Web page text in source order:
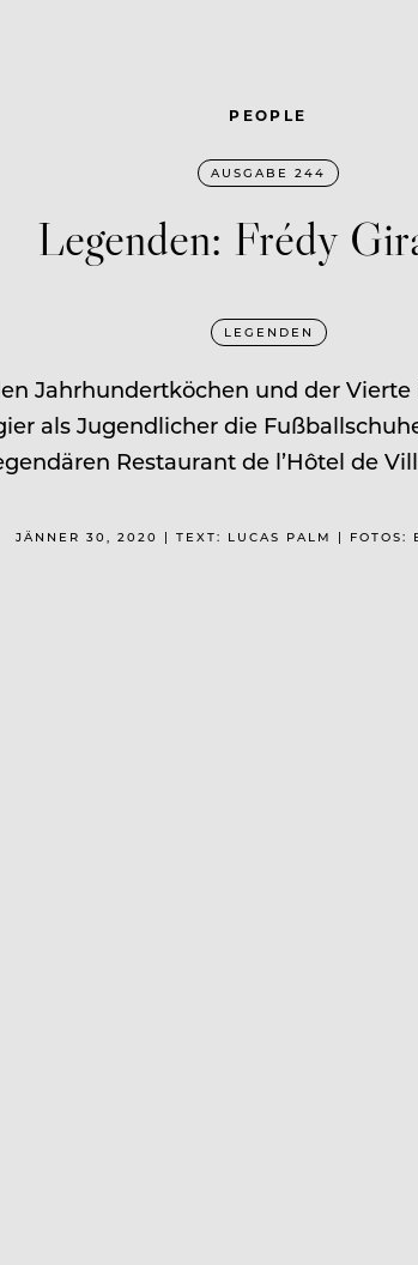
PEOPLE
AUSGABE 244
Legenden: Frédy
LEGENDEN
Jahrhundert­köchen und der
als Jugendlicher die
Restaurant de l’Hôtel de
JÄNNER 30, 2020 | TEXT: LUCAS PALM | FOTOS: